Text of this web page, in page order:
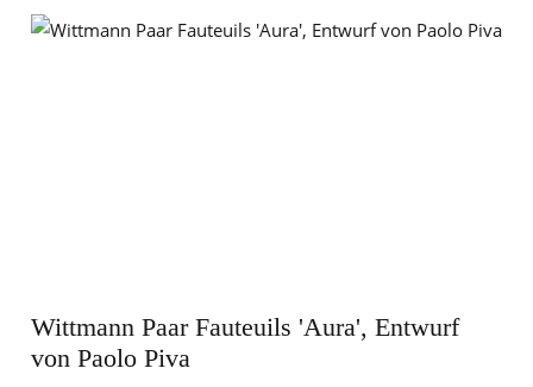
Wittmann Paar Fauteuils 'Aura', Entwurf
von Paolo Piva